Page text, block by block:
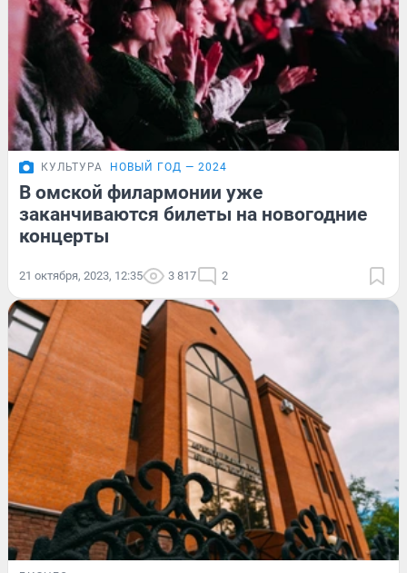
КУЛЬТУРА НОВЫЙ ГОД — 2024
В омской филармонии уже
заканчиваются билеты на новогодние
концерты
21 октября, 2023, 12:35 3 817 2